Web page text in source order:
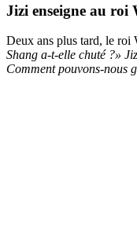
Jizi enseigne au roi
Deux ans plus tard, le roi
Shang a-t-elle chuté ?»
Comment pouvons-nous